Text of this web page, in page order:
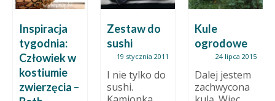
Inspiracja
tygodnia:
Człowiek w
kostiumie
zwierzęcia –
Zestaw do
sushi
19 stycznia 2011
I nie tylko do
sushi.
Kule
ogrodowe
24 lipca 2015
Dalej jestem
zachwycona